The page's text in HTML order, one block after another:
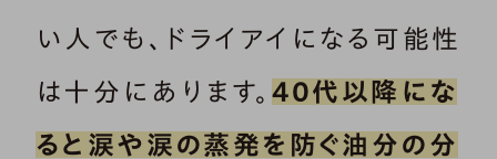
い人でも、ドライアイになる可能性
は十分にあります。 40代以降にな
ると涙や涙の蒸発を防ぐ油分の分